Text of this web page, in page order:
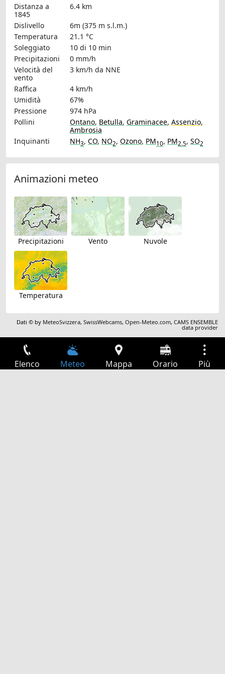
Distanza a
1845
6.4 km
Dislivello
6m (375 m s.l.m.)
Temperatura
21.1 °C
Soleggiato
10 di 10 min
Precipitazioni
0 mm/h
Velocità del
vento
3 km/h da NNE
Raffica
4 km/h
Umidità
67%
Pressione
974 hPa
Pollini
Ontano, Betulla, Graminacee, Assenzio,
Ambrosia
Inquinanti
NH3, CO, NO2, Ozono, PM10, PM2.5, SO2
Animazioni meteo
Precipitazioni Vento Nuvole
Temperatura
Dati © by MeteoSvizzera,SwissWebcams,Open-Meteo.com,CAMS ENSEMBLE
data provider
Elenco Meteo Mappa Orario Più